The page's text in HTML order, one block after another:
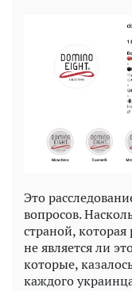
Это
вопросов.
страной,
не является ли
которые,
каждого